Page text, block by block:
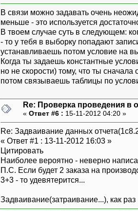
В связи можно задавать очень
меньше - это используется
В твоем случае суть в следующем:
- то у тебя в выборку попадают
устанавливаешь потом условие на
Когда ты задаешь константные
но не скорости) тому, что ты
потом связываешь таблицы по
Re: Проверка проведения в
« Ответ #6 : 15-11-2012 04:20 »
Re: Задваивание данных
« Ответ #1 : 13-11-2012 16:03 »
Цитировать
Наиболее вероятно - неверно
П.С. Если будет 2 заказа на
3+3 - то удевятерится...
Задваивание(затраивание...), как раз